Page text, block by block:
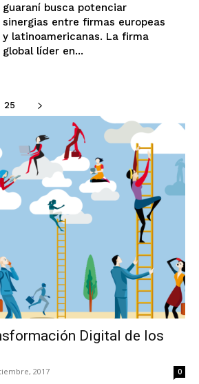
guaraní busca potenciar
sinergias entre firmas europeas
y latinoamericanas. La firma
global líder en...
25
Digital de los
2017 0